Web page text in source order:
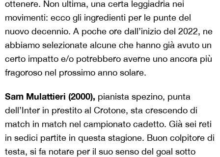
ottenere. Non ultima, una certa leggiadria nei
movimenti: ecco gli ingredienti per le punte del
nuovo decennio. A poche ore dall’inizio del 2022, ne
abbiamo selezionate alcune che hanno già avuto un
certo impatto e/o potrebbero averne uno ancora più
fragoroso nel prossimo anno solare.
Sam Mulattieri (2000), pianista spezino, punta
dell’Inter in prestito al Crotone, sta crescendo di
match in match nel campionato cadetto. Già sei reti
in sedici partite in questa stagione. Buon colpitore di
testa, si fa notare per il suo senso del goal sotto